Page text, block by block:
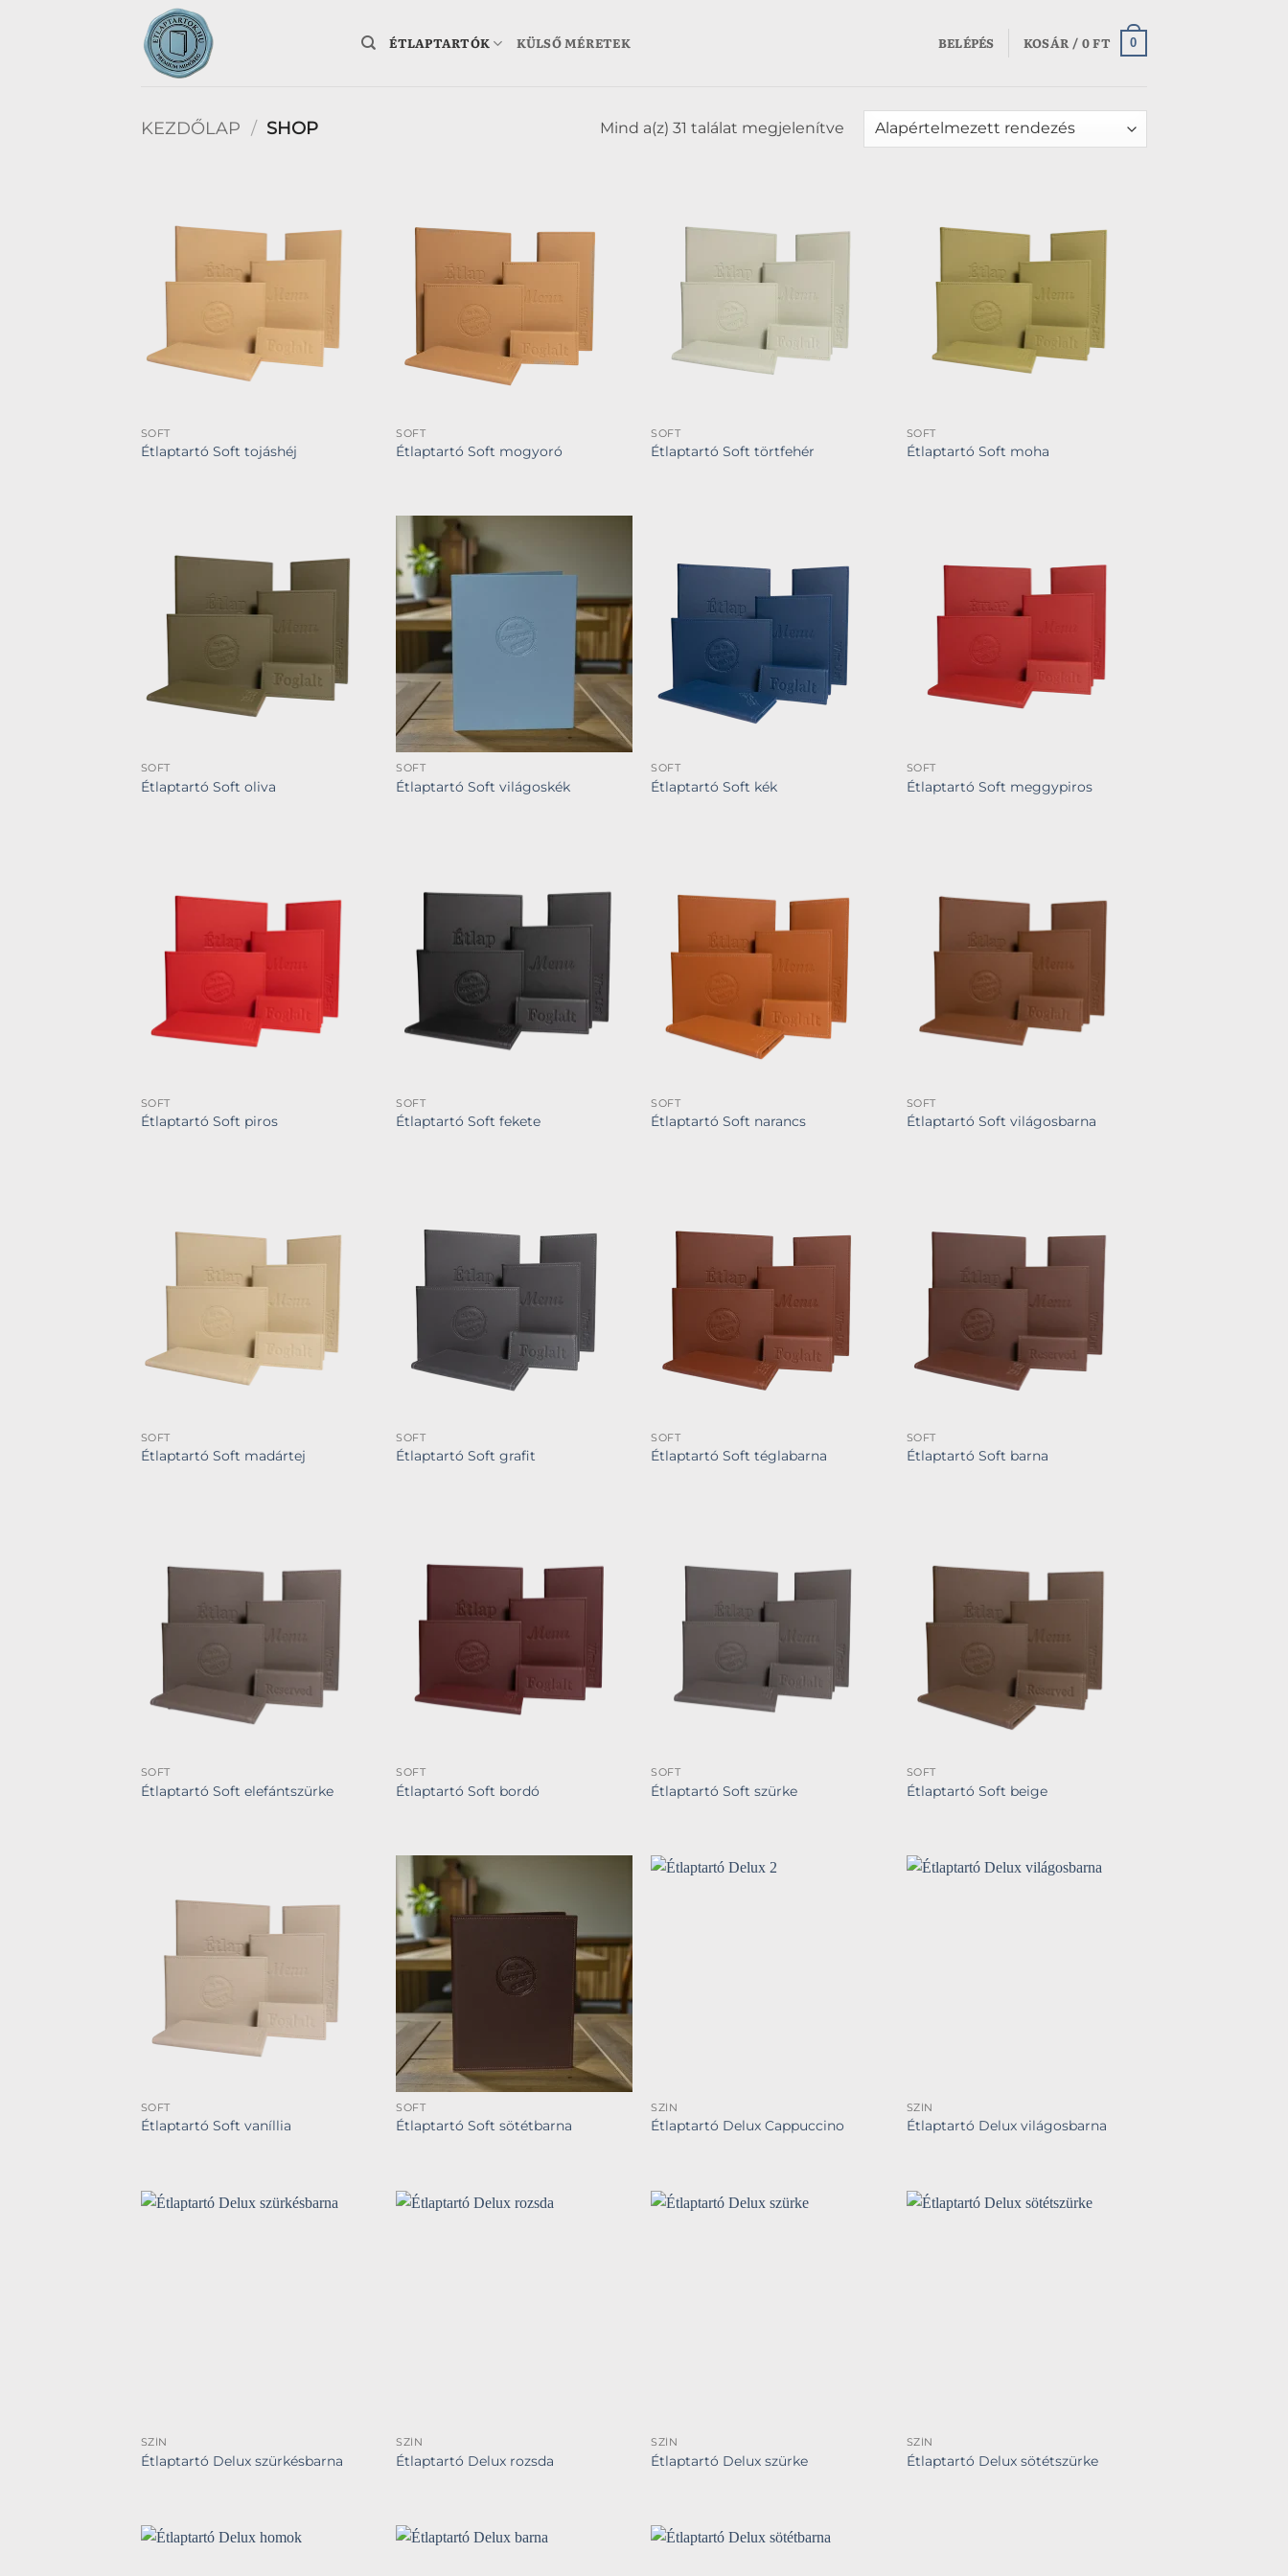
ÉTLAPTARTÓK KÜLSŐ MÉRETEK BELÉPÉS KOSÁR / 0FT 0
KEZDŐLAP / SHOP Mind a(z) 31 találat megjelenítve
SOFT
Étlaptartó Soft tojáshéj
SOFT
Étlaptartó Soft mogyoró
SOFT
Étlaptartó Soft törtfehér
SOFT
Étlaptartó Soft moha
SOFT
Étlaptartó Soft oliva
SOFT
Étlaptartó Soft világoskék
SOFT
Étlaptartó Soft kék
SOFT
Étlaptartó Soft meggypiros
SOFT
Étlaptartó Soft piros
SOFT
Étlaptartó Soft fekete
SOFT
Étlaptartó Soft narancs
SOFT
Étlaptartó Soft világosbarna
SOFT
Étlaptartó Soft madártej
SOFT
Étlaptartó Soft grafit
SOFT
Étlaptartó Soft téglabarna
SOFT
Étlaptartó Soft barna
SOFT
Étlaptartó Soft elefántszürke
SOFT
Étlaptartó Soft bordó
SOFT
Étlaptartó Soft szürke
SOFT
Étlaptartó Soft beige
SOFT
Étlaptartó Soft vaníllia
SOFT
Étlaptartó Soft sötétbarna
SZÍN
Étlaptartó Delux Cappuccino
SZÍN
Étlaptartó Delux világosbarna
SZÍN
Étlaptartó Delux szürkésbarna
SZÍN
Étlaptartó Delux rozsda
SZÍN
Étlaptartó Delux szürke
SZÍN
Étlaptartó Delux sötétszürke